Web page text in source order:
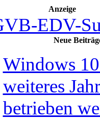
Anzeige
Neue
Windows
weiteres
betrieben